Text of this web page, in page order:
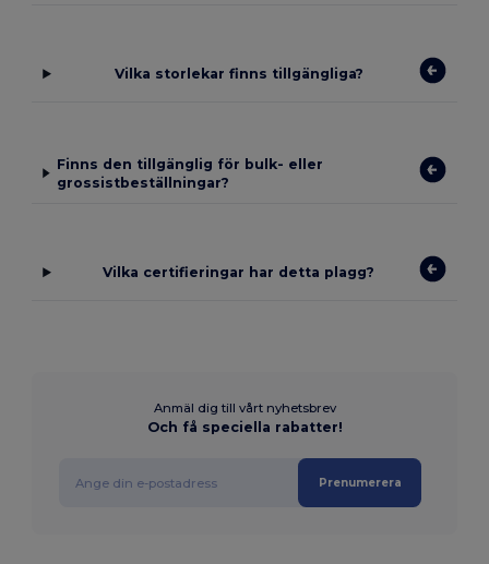
Vilka storlekar finns tillgängliga?
Finns den tillgänglig för bulk- eller
grossistbeställningar?
Vilka certifieringar har detta plagg?
Anmäl dig till vårt nyhetsbrev
Och få speciella rabatter!
Prenumerera